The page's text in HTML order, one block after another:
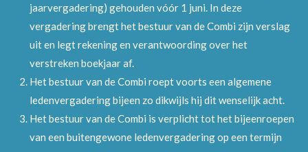
jaarvergadering) gehouden vóór 1 juni. In deze
vergadering brengt het bestuur van de Combi zijn verslag
uit en legt rekening en verantwoording over het
verstreken boekjaar af.
Het bestuur van de Combi roept voorts een algemene
ledenvergadering bijeen zo dikwijls hij dit wenselijk acht.
Het bestuur van de Combi is verplicht tot het bijeenroepen
van een buitengewone ledenvergadering op een termijn